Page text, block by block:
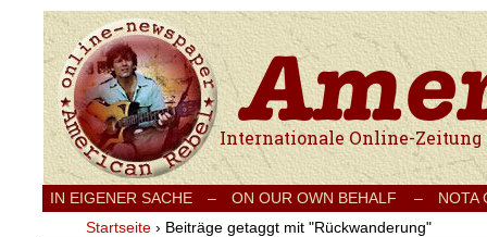
Internationale Onlinezeitung für Frieden,
IN EIGENER SACHE – ON OUR OWN BEHALF –
NOTA
Startseite › Beiträge getaggt mit "Rückwanderung"